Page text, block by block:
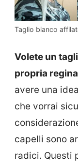
Taglio bianco
Volete un
propria
avere una
che vorrai
capelli sono
radici. Questi